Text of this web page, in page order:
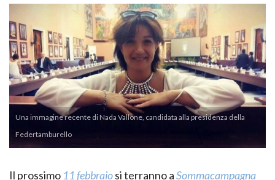
Una immagine recente di Nada Vallone, candidata alla presidenza della
Federtamburello
Il prossimo 11 febbraiosi terranno aSommacampagna